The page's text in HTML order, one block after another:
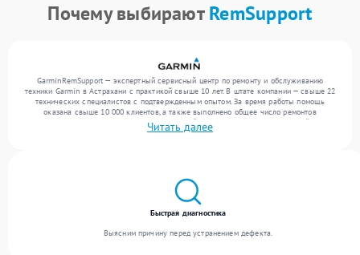
Почему выбираютRemSupport
GarminRemSupport — экспертный сервисный центр по ремонту и обслуживанию
техники Garmin в Астрахани с практикой свыше 10 лет. В штате компании — свыше 22
технических специалистов с подтвержденным опытом. За время работы помощь
оказана свыше 10 000 клиентов, а также выполнено общее число ремонтов
превысило 12 000. Ежемесячно в сервисный центр поступает от 300 устройств,
включая , , . Мы беремся за задачи любой сложности и поддерживаем высокий
Читать далее
Быстрая диагностика
Выясним причину перед устранением дефекта.